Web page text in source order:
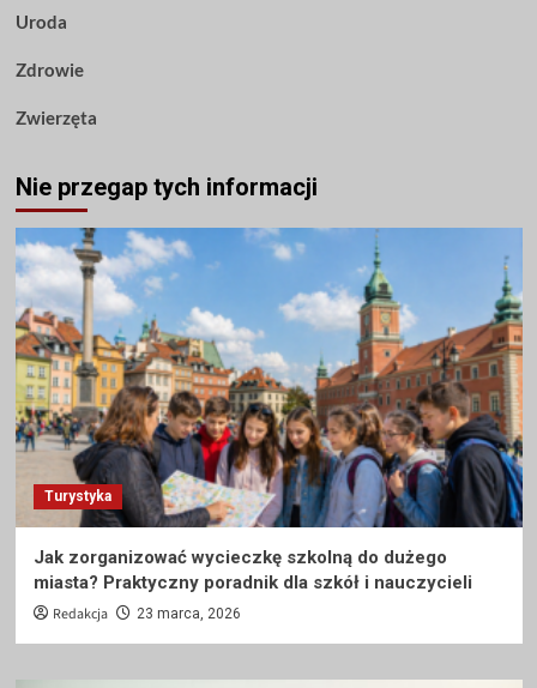
Uroda
Zdrowie
Zwierzęta
Nie przegap tych informacji
Turystyka
Jak zorganizować wycieczkę szkolną do dużego
miasta? Praktyczny poradnik dla szkół i nauczycieli
Redakcja 23 marca, 2026